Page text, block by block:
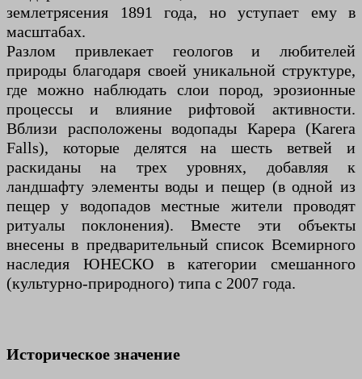
землетрясения 1891 года, но уступает ему в
масштабах.
Разлом привлекает геологов и любителей
природы благодаря своей уникальной структуре,
где можно наблюдать слои пород, эрозионные
процессы и влияние рифтовой активности.
Вблизи расположены водопады Карера (Karera
Falls), которые делятся на шесть ветвей и
раскиданы на трех уровнях, добавляя к
ландшафту элементы воды и пещер (в одной из
пещер у водопадов местные жители проводят
ритуалы поклонения). Вместе эти объекты
внесены в предварительный список Всемирного
наследия ЮНЕСКО в категории смешанного
(культурно-природного) типа с 2007 года.
Историческое значение